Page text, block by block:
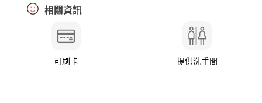
相關資訊
可刷卡 提供洗手間